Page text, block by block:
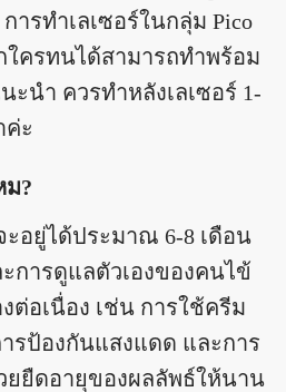
รทำเลเซอร์ในกลุ่ม Pico
ใครทนได้สามารถทำพร้อม
นำ ควรทำหลังเลเซอร์ 1-
ค่ะ
ม?
อยู่ได้ประมาณ 6-8 เดือน
การดูแลตัวเองของคนไข้
ต่อเนื่อง เช่น การใช้ครีม
รป้องกันแสงแดด และการ
ยยืดอายุของผลลัพธ์ให้นาน